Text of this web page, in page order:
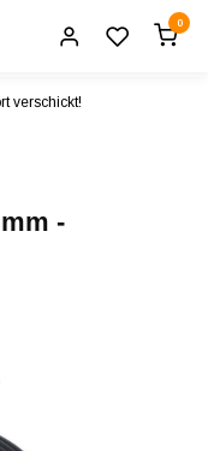
0
verschickt!
-